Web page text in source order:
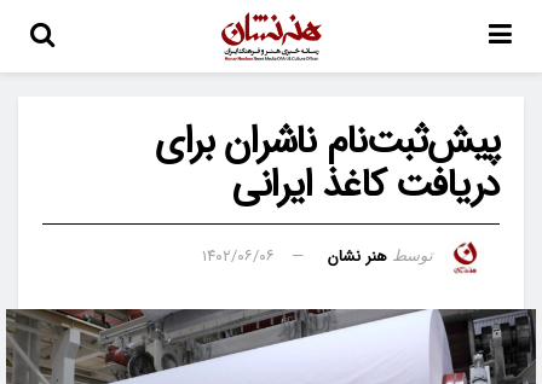
پیش‌ثبت‌نام ناشران برای
دریافت کاغذ ایرانی
توسط هنر نشان ۱۴۰۲/۰۶/۰۶